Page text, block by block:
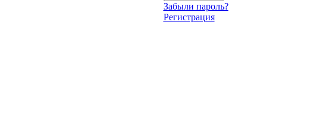
Забыли пароль?
Регистрация